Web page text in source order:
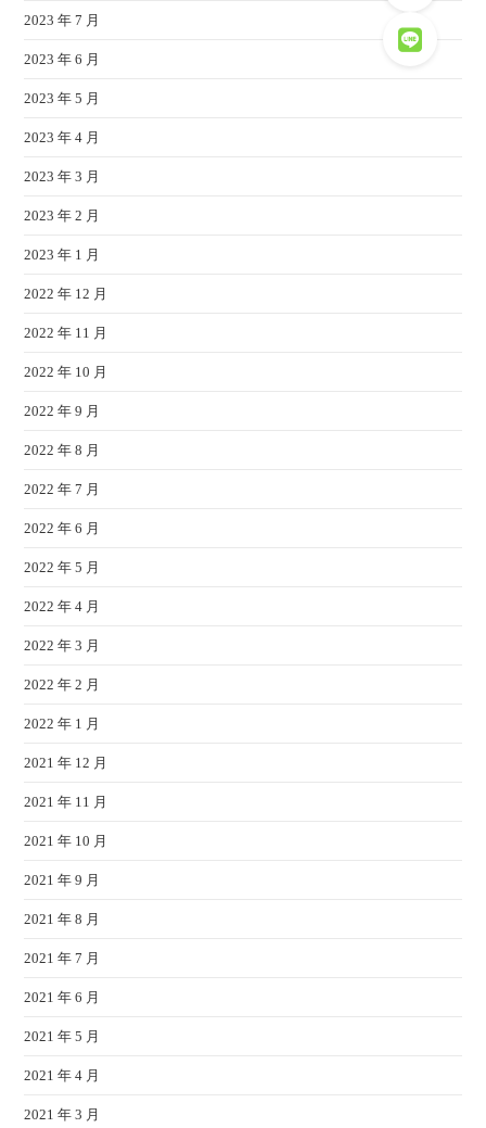
2023 年 7 月
2023 年 6 月
2023 年 5 月
2023 年 4 月
2023 年 3 月
2023 年 2 月
2023 年 1 月
2022 年 12 月
2022 年 11 月
2022 年 10 月
2022 年 9 月
2022 年 8 月
2022 年 7 月
2022 年 6 月
2022 年 5 月
2022 年 4 月
2022 年 3 月
2022 年 2 月
2022 年 1 月
2021 年 12 月
2021 年 11 月
2021 年 10 月
2021 年 9 月
2021 年 8 月
2021 年 7 月
2021 年 6 月
2021 年 5 月
2021 年 4 月
2021 年 3 月